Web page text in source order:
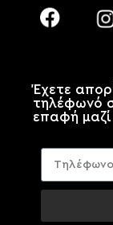
Έχετε
τηλέφωνό
επαφή